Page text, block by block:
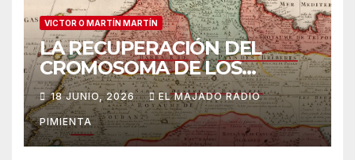
VICTOR O MARTÍN MARTÍN
LA RECUPERACIÓN DEL
CROMOSOMA DE LOS
ANTIGUOS CANARIOS: A
PROPÓSITO DEL LIBRO DE A.
M. MACÍAS “LOS
ABORÍGENES CANARIOS.
18 JUNIO, 2026 EL MAJADO RADIO
PIMIENTA